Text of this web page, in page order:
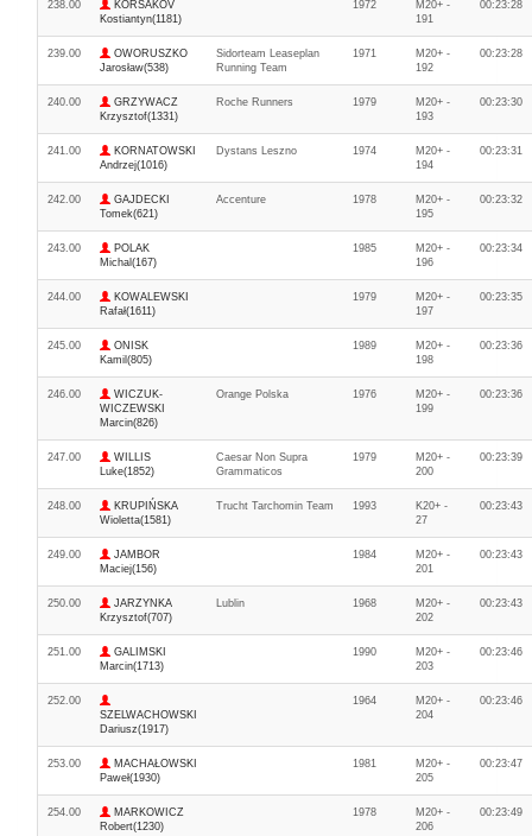
238.00
KORSAKOV
Kostiantyn(1181)
1972
M20+ -
191
00:23:28
239.00
OWORUSZKO
Jarosław(538)
Sidorteam Leaseplan
Running Team
1971
M20+ -
192
00:23:28
240.00
GRZYWACZ
Krzysztof(1331)
Roche Runners 1979
M20+ -
193
00:23:30
241.00
KORNATOWSKI
Andrzej(1016)
Dystans Leszno 1974
M20+ -
194
00:23:31
242.00
GAJDECKI
Tomek(621)
Accenture 1978
M20+ -
195
00:23:32
243.00
POLAK
Michal(167)
1985
M20+ -
196
00:23:34
244.00
KOWALEWSKI
Rafał(1611)
1979
M20+ -
197
00:23:35
245.00
ONISK
Kamil(805)
1989
M20+ -
198
00:23:36
246.00
WICZUK-
WICZEWSKI
Marcin(826)
Orange Polska 1976
M20+ -
199
00:23:36
247.00
WILLIS
Luke(1852)
Caesar Non Supra
Grammaticos
1979
M20+ -
200
00:23:39
248.00
KRUPIŃSKA
Wioletta(1581)
Trucht Tarchomin Team 1993
K20+ -
27
00:23:43
249.00
JAMBOR
Maciej(156)
1984
M20+ -
201
00:23:43
250.00
JARZYNKA
Krzysztof(707)
Lublin 1968
M20+ -
202
00:23:43
251.00
GALIMSKI
Marcin(1713)
1990
M20+ -
203
00:23:46
252.00
SZELWACHOWSKI
Dariusz(1917)
1964
M20+ -
204
00:23:46
253.00
MACHAŁOWSKI
Paweł(1930)
1981
M20+ -
205
00:23:47
254.00
MARKOWICZ
Robert(1230)
1978
M20+ -
206
00:23:49